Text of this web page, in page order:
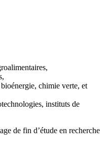
chimie verte, et
instituts de
de fin d’étude en recherche